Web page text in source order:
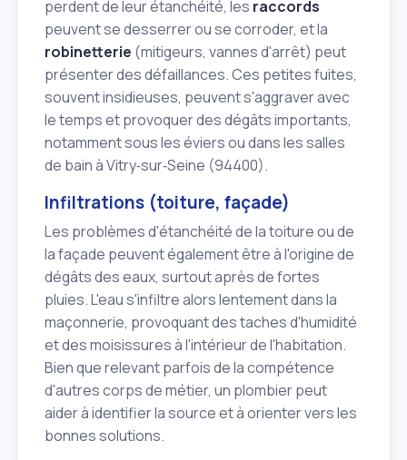
perdent de leur étanchéité, les raccords
peuvent se desserrer ou se corroder, et la
robinetterie (mitigeurs, vannes d'arrêt) peut
présenter des défaillances. Ces petites fuites,
souvent insidieuses, peuvent s'aggraver avec
le temps et provoquer des dégâts importants,
notamment sous les éviers ou dans les salles
de bain à Vitry‑sur‑Seine (94400).
Infiltrations (toiture, façade)
Les problèmes d'étanchéité de la toiture ou de
la façade peuvent également être à l'origine de
dégâts des eaux, surtout après de fortes
pluies. L'eau s'infiltre alors lentement dans la
maçonnerie, provoquant des taches d'humidité
et des moisissures à l'intérieur de l'habitation.
Bien que relevant parfois de la compétence
d'autres corps de métier, un plombier peut
aider à identifier la source et à orienter vers les
bonnes solutions.